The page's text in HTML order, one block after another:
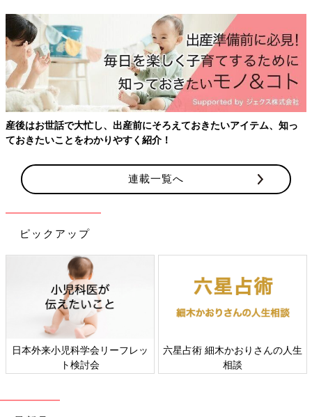
産後はお世話で大忙し、出産前にそろえておきたいアイテム、知っ
ておきたいことをわかりやすく紹介！
連載一覧へ
ピックアップ
日本外来小児科学会リーフレッ
ト検討会
六星占術 細木かおりさんの人生
相談